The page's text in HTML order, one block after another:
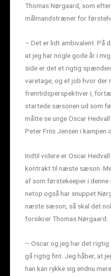
Thomas Nørgaard, som
målmandstræner for
– Det er lidt ambivalent. På
at jeg har nogle gode år i
side er det et rigtig
varetage, og et job hvor der
fremtidsperspektiver i,
startede sæsonen ud som
måtte se unge Oscar
Peter Friis Jensen i kampen
Indtil videre er Oscar
kontrakt til næste sæson.
af som førstekeeper i
netop også har snuppet
næste sæson, så skal det
forsikrer Thomas Nørgaard.
– Oscar og jeg har det
gå rigtig fint. Jeg håber, at
han kan rykke sig endnu